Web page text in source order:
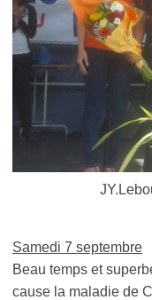
Samedi 7 septembre
Beau temps et
cause la maladie de